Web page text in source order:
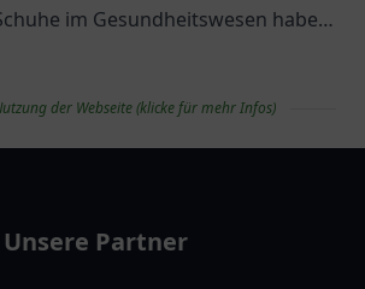
im Gesundheitswesen haben
der Webseite (klicke für mehr Infos)
Unsere Partner